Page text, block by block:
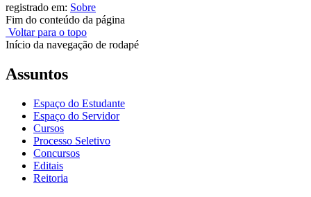
registrado em: Sobre
Fim do conteúdo da página
Voltar para o topo
Início da navegação de rodapé
Assuntos
Espaço do Estudante
Espaço do Servidor
Cursos
Processo Seletivo
Concursos
Editais
Reitoria